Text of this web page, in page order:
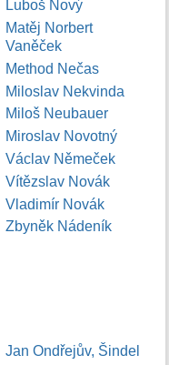
Luboš Nový
Matěj Norbert
Vaněček
Method Nečas
Miloslav Nekvinda
Miloš Neubauer
Miroslav Novotný
Václav Němeček
Vítězslav Novák
Vladimír Novák
Zbyněk Nádeník
Jan Ondřejův, Šindel